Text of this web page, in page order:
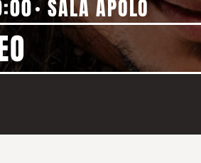
SALA APOLO